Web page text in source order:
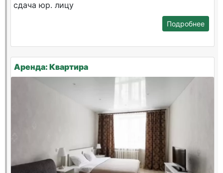
сдача юр. лицу
Подробнее
Аренда: Квартира